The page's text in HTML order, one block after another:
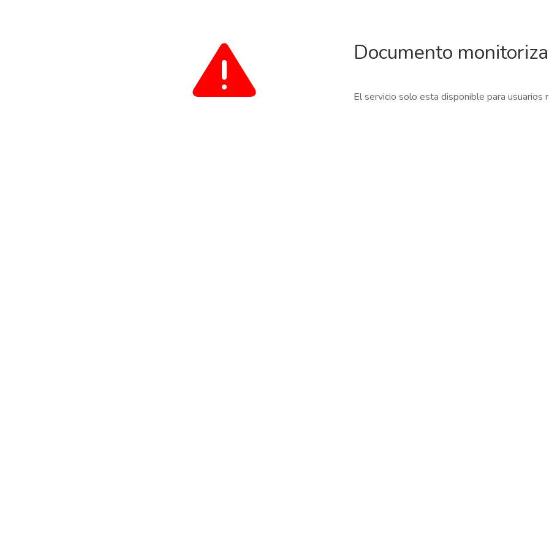
Documento
El servicio solo esta disponible para usuarios